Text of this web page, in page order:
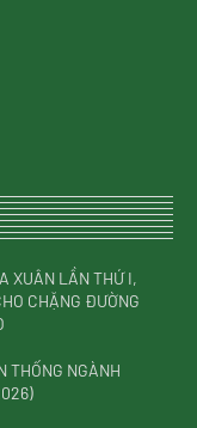
XUÂN LẦN THỨ I,
CHẶNG ĐƯỜNG
THỐNG NGÀNH